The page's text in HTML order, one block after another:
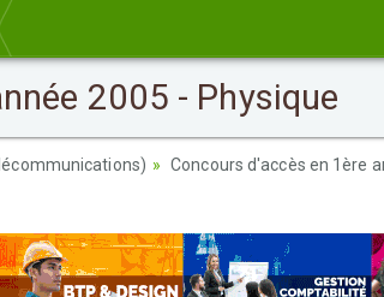
2005 - Physique
Concours d'accès en 1ère